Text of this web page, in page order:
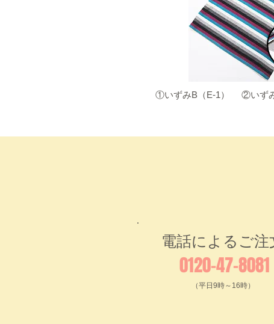
​①いずみB（E-1） ​②いず
電話によるご注
0120-47-8081
（平日9時～16時）